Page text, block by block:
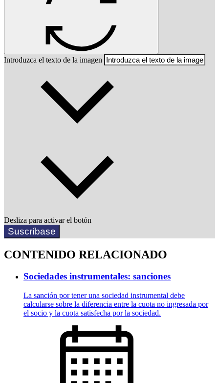
Introduzca el texto de la imagen
Desliza para activar el botón
Suscríbase
CONTENIDO RELACIONADO
Sociedades instrumentales: sanciones
La sanción por tener una sociedad instrumental debe
calcularse sobre la diferencia entre la cuota no ingresada por
el socio y la cuota satisfecha por la sociedad.